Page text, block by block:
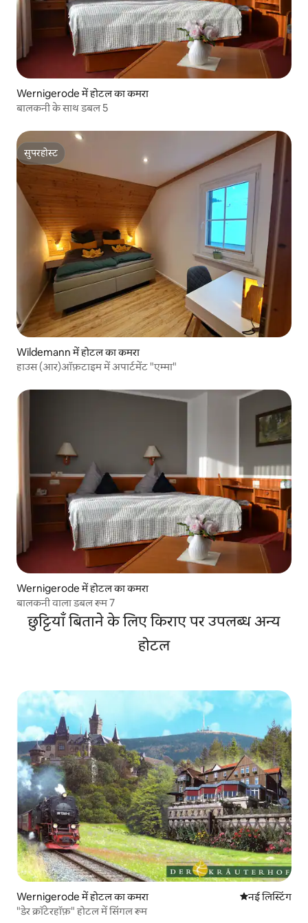
Wernigerode में होटल का कमरा
बालकनी के साथ डबल 5
सुपरहोस्ट
सुपरहोस्ट
Wildemann में होटल का कमरा
हाउस (आर)ऑफ़टाइम में अपार्टमेंट "एम्मा"
Wernigerode में होटल का कमरा
बालकनी वाला डबल रूम 7
छुट्टियाँ बिताने के लिए किराए पर उपलब्ध अन्य
होटल
Wernigerode में होटल का कमरा ठहरने की नई
नई लिस्टिंग
"डेर क्रॉटेरहॉफ़" होटल में सिंगल रूम